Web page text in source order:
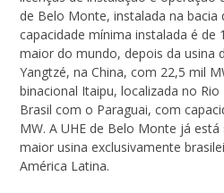
de Belo Monte, instalada na bacia
capacidade mínima instalada é de
maior do mundo, depois da usina
Yangtzé, na China, com 22,5 mil
binacional Itaipu, localizada no
Brasil com o Paraguai, com
MW. A UHE de Belo Monte já
maior usina exclusivamente
América Latina.